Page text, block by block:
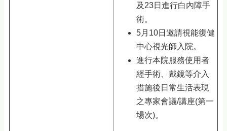
及23日進行白內障手
術。
5月10日邀請視能復健
中心視光師入院。
進行本院服務使用者
經手術、戴鏡等介入
措施後日常生活表現
之專家會議/講座(第一
場次)。